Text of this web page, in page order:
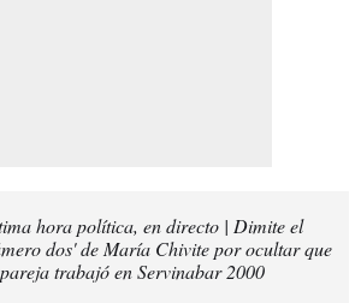
hora política, en directo | Dimite el
dos' de María Chivite por ocultar que
trabajó en Servinabar 2000